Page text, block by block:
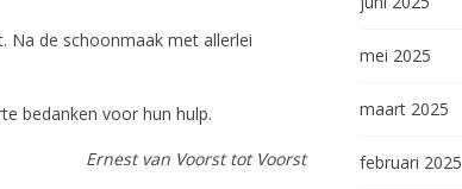
Na de schoonmaak met allerlei
bedanken voor hun hulp.
Ernest van Voorst tot Voorst
mei 2025
maart 2025
februari 2025